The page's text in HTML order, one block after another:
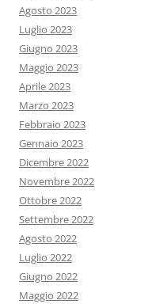
Agosto 2023
Luglio 2023
Giugno 2023
Maggio 2023
Aprile 2023
Marzo 2023
Febbraio 2023
Gennaio 2023
Dicembre 2022
Novembre 2022
Ottobre 2022
Settembre 2022
Agosto 2022
Luglio 2022
Giugno 2022
Maggio 2022